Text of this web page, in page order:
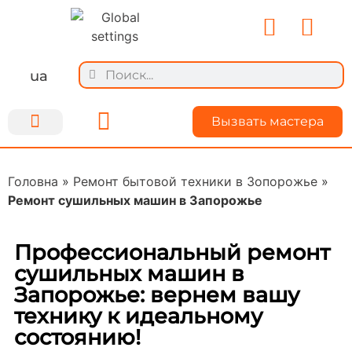
ua
Вызвать мастера
Головна » Ремонт бытовой техники в Зопорожье »
Ремонт сушильных машин в Запорожье
Профессиональный ремонт
сушильных машин в
Запорожье: вернем вашу
технику к идеальному
состоянию!